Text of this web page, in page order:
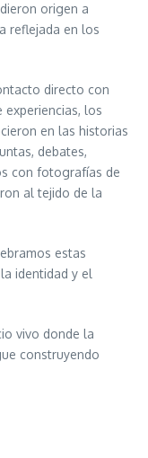
origen a
reflejada en los
directo con
los
en las historias
debates,
con fotografías de
al tejido de la
estas
identidad y el
vivo donde la
construyendo